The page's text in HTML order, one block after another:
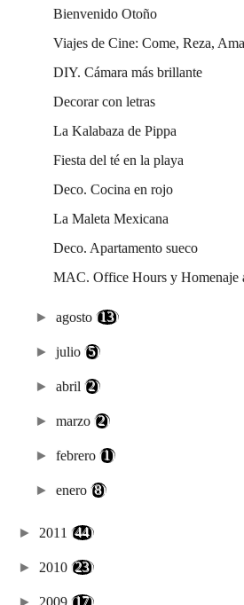
Bienvenido Otoño
Viajes de Cine: Come, Reza, Ama
DIY. Cámara más brillante
Decorar con letras
La Kalabaza de Pippa
Fiesta del té en la playa
Deco. Cocina en rojo
La Maleta Mexicana
Deco. Apartamento sueco
MAC. Office Hours y Homenaje
►agosto (13)
►julio(5)
►abril(2)
►marzo(2)
►febrero(1)
►enero(8)
► 2011 (44)
► 2010 (23)
► 2009 (17)